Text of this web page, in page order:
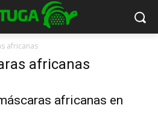
africanas
africanas
africanas en